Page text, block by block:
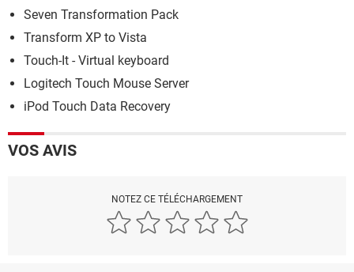
Seven Transformation Pack
Transform XP to Vista
Touch-It - Virtual keyboard
Logitech Touch Mouse Server
iPod Touch Data Recovery
VOS AVIS
NOTEZ CE TÉLÉCHARGEMENT